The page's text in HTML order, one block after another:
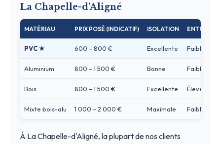
La Chapelle-d'Aligné
MATÉRIAU PRIX POSÉ (INDICATIF) ISOLATION ENTRETIEN
PVC ★ 600 – 800 € Excellente Faible
Aluminium 800 – 1 500 € Bonne Faible
Bois 800 – 1 500 € Excellente Élevé
Mixte bois-alu 1 000 – 2 000 € Maximale Faible
À La Chapelle-d'Aligné, la plupart de nos clients